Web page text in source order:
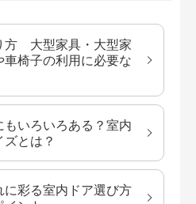
方 大型家具・大型家
車椅子の利用に必要な
もいろいろある？室内
ズとは？
に彩る室内ドア選び方